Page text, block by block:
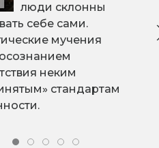
люди склонны
себе сами.
мучения
неким
стандартам